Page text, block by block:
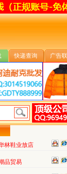
快递查询 广告
林鞋业放店
品贸易